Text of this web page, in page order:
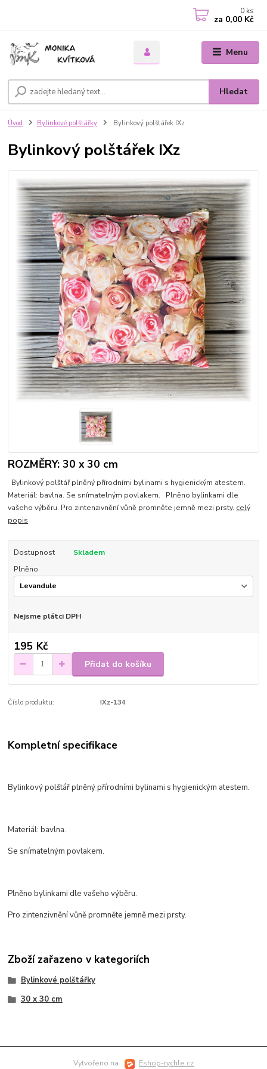
Menu
Hledat
0 ks
za 0,00 Kč
Úvod Bylinkové polštářky Bylinkový polštářek IXz
Bylinkový polštářek IXz
ROZMĚRY: 30 x 30 cm
Bylinkový polštář plněný přírodními bylinami s hygienickým atestem.
Materiál: bavlna. Se snímatelným povlakem. Plněno bylinkami dle
vašeho výběru. Pro zintenzivnění vůně promněte jemně mezi prsty. celý
popis
Dostupnost
Skladem
Plněno
Nejsme plátci DPH
195 Kč
Přidat do košíku
Číslo produktu: IXz-134
Kompletní specifikace
Bylinkový polštář plněný přírodními bylinami s hygienickým atestem.
Materiál: bavlna.
Se snímatelným povlakem.
Plněno bylinkami dle vašeho výběru.
Pro zintenzivnění vůně promněte jemně mezi prsty.
Zboží zařazeno v kategoriích
Bylinkové polštářky
30 x 30 cm
Vytvořeno na Eshop-rychle.cz